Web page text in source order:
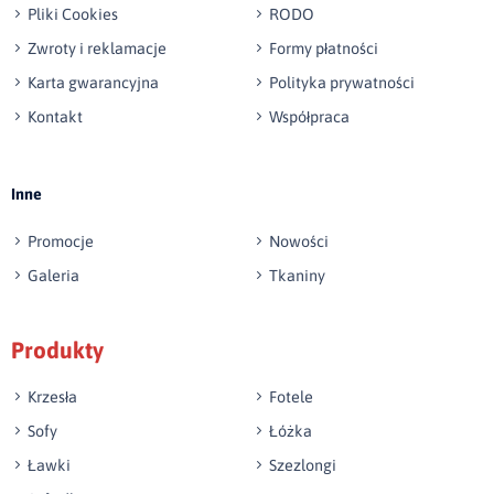
Wyślij opinię
Pliki Cookies
RODO
Zwroty i reklamacje
Formy płatności
Karta gwarancyjna
Polityka prywatności
Kontakt
Współpraca
Inne
Promocje
Nowości
Galeria
Tkaniny
Produkty
Krzesła
Fotele
Sofy
Łóżka
Ławki
Szezlongi